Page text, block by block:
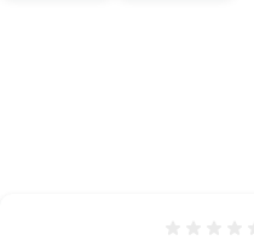
Продукты в категории